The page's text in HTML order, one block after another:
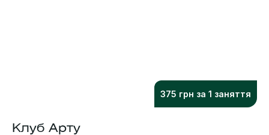
375 грн за 1 заняття
Клуб Арту